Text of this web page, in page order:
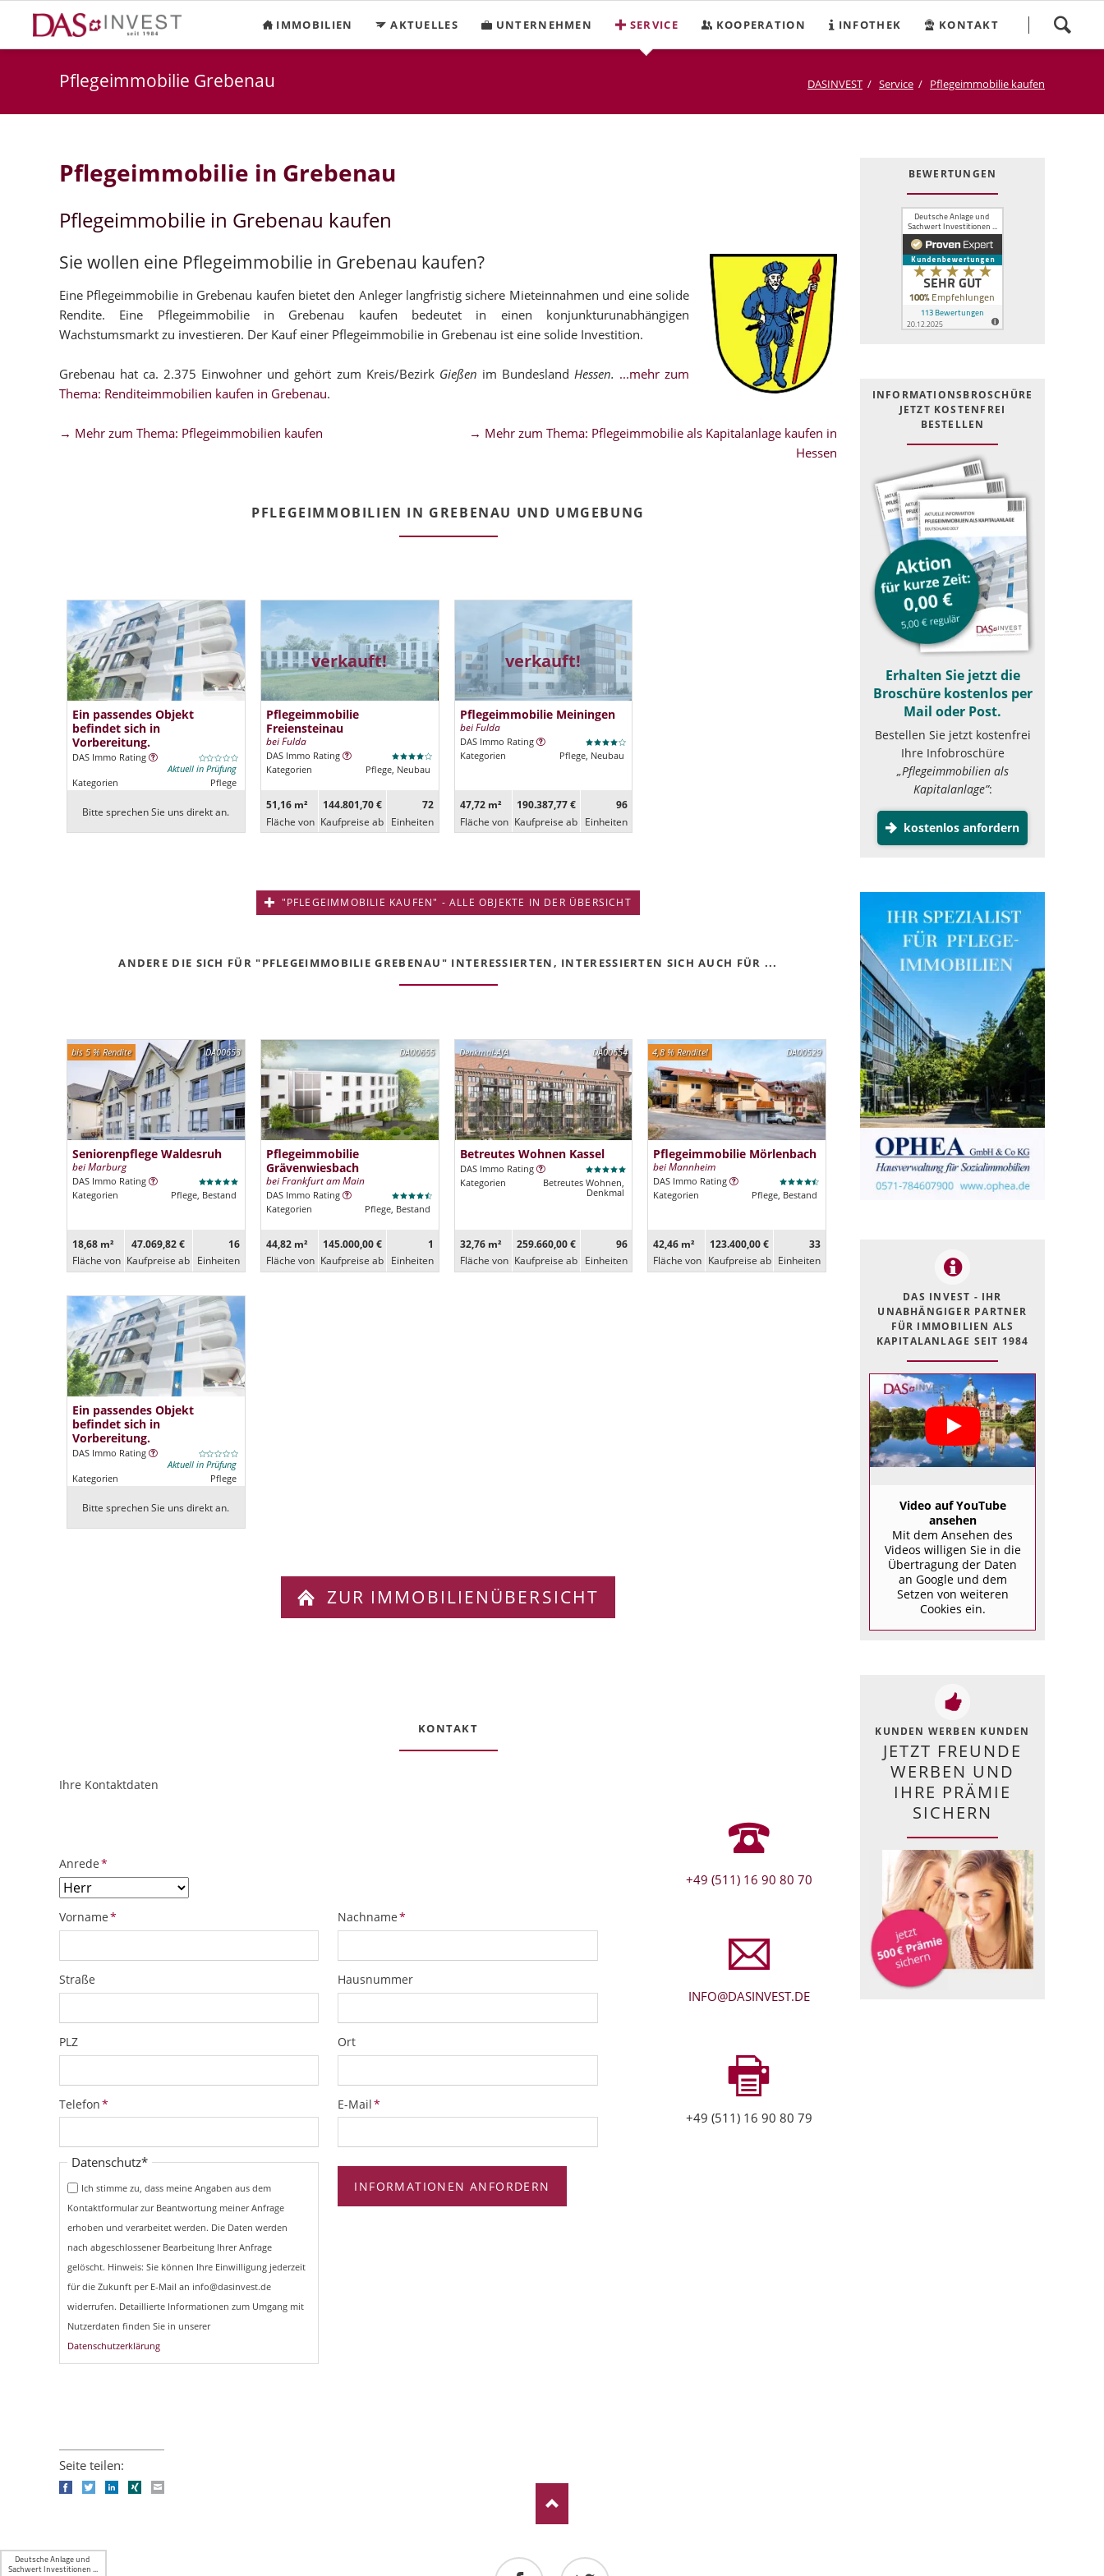
überspringen
IMMOBILIEN AKTUELLES UNTERNEHMEN SERVICE KOOPERATION INFOTHEK KONTAKT
Pflegeimmobilie Grebenau DASINVEST Service Pflegeimmobilie kaufen
Pflegeimmobilie in Grebenau
Pflegeimmobilie in Grebenau kaufen
Sie wollen eine Pflegeimmobilie in Grebenau kaufen?
Eine Pflegeimmobilie in Grebenau kaufen bietet den Anleger langfristig sichere Mieteinnahmen und eine solide
Rendite. Eine Pflegeimmobilie in Grebenau kaufen bedeutet in einen konjunkturunabhängigen
Wachstumsmarkt zu investieren. Der Kauf einer Pflegeimmobilie in Grebenau ist eine solide Investition.
Grebenau hat ca. 2.375 Einwohner und gehört zum Kreis/Bezirk Gießen im Bundesland Hessen. ...mehr zum
Thema: Renditeimmobilien kaufen in Grebenau.
→ Mehr zum Thema: Pflegeimmobilien kaufen
→ Mehr zum Thema: Pflegeimmobilie als Kapitalanlage kaufen in
Hessen
PFLEGEIMMOBILIEN IN GREBENAU UND UMGEBUNG
Ein passendes Objekt
befindet sich in
Vorbereitung.
DAS Immo Rating
Aktuell in Prüfung
Kategorien
Pflege
Bitte sprechen Sie uns direkt an.
verkauft!
Pflegeimmobilie
Freiensteinau
bei Fulda
DAS Immo Rating
Kategorien
Pflege, Neubau
51,16 m²
Fläche von
144.801,70 €
Kaufpreise ab
72
Ein­heiten
verkauft!
Pflegeimmobilie Meiningen
bei Fulda
DAS Immo Rating
Kategorien
Pflege, Neubau
47,72 m²
Fläche von
190.387,77 €
Kaufpreise ab
96
Ein­heiten
"PFLEGEIMMOBILIE KAUFEN" - ALLE OBJEKTE IN DER ÜBERSICHT
ANDERE DIE SICH FÜR "PFLEGEIMMOBILIE GREBENAU" INTERESSIERTEN, INTERESSIERTEN SICH AUCH FÜR ...
DA00653
bis 5 % Rendite
Seniorenpflege Waldesruh
bei Marburg
DAS Immo Rating
Kategorien
Pflege, Bestand
18,68 m²
Fläche von
47.069,82 €
Kaufpreise ab
16
Ein­heiten
DA00655
Pflegeimmobilie
Grävenwiesbach
bei Frankfurt am Main
DAS Immo Rating
Kategorien
Pflege, Bestand
44,82 m²
Fläche von
145.000,00 €
Kaufpreise ab
1
Ein­heiten
DA00654
Denkmal-AfA
Betreutes Wohnen Kassel
DAS Immo Rating
Kategorien
Betreutes Wohnen,
Denkmal
32,76 m²
Fläche von
259.660,00 €
Kaufpreise ab
96
Ein­heiten
DA00529
4,8 % Rendite!
Pflegeimmobilie Mörlenbach
bei Mannheim
DAS Immo Rating
Kategorien
Pflege, Bestand
42,46 m²
Fläche von
123.400,00 €
Kaufpreise ab
33
Ein­heiten
Ein passendes Objekt
befindet sich in
Vorbereitung.
DAS Immo Rating
Aktuell in Prüfung
Kategorien
Pflege
Bitte sprechen Sie uns direkt an.
ZUR IMMOBILIENÜBERSICHT
KONTAKT
ObjektPlatzhalter
URL
Ihre Kontaktdaten
Pflichtfeld
Anrede*
Pflichtfeld
Vorname* Pflichtfeld
Nachname*
Straße Hausnummer
PLZ Ort
Pflichtfeld
Telefon* Pflichtfeld
E-Mail*
Pflichtfeld
Datenschutz*
Ich stimme zu, dass meine Angaben aus dem
Kontaktformular zur Beantwortung meiner Anfrage
erhoben und verarbeitet werden. Die Daten werden
nach abgeschlossener Bearbeitung Ihrer Anfrage
gelöscht. Hinweis: Sie können Ihre Einwilligung jederzeit
für die Zukunft per E-Mail an info@dasinvest.de
widerrufen. Detaillierte Informationen zum Umgang mit
Nutzerdaten finden Sie in unserer
Datenschutzerklärung
INFORMATIONEN ANFORDERN
+49 (511) 16 90 80 70
INFO@DASINVEST.DE
+49 (511) 16 90 80 79
BEWERTUNGEN
INFOR­MATIONS­BROSCHÜRE
JETZT KOSTEN­FREI
BESTELLEN
Erhalten Sie jetzt die
Broschüre kostenlos per
Mail oder Post.
Bestellen Sie jetzt kostenfrei
Ihre Infobroschüre
„Pflegeimmobilien als
Kapitalanlage”:
kostenlos anfordern
DAS INVEST - IHR
UNABHÄNGIGER PARTNER
FÜR IMMOBILIEN ALS
KAPITALANLAGE SEIT 1984
Video auf YouTube
ansehen
Mit dem Ansehen des
Videos willigen Sie in die
Übertragung der Daten
an Google und dem
Setzen von weiteren
Cookies ein.
KUNDEN WERBEN KUNDEN
JETZT FREUNDE
WERBEN UND
IHRE PRÄMIE
SICHERN
Seite teilen:
FacebookTwitterLinkedIn
Xing